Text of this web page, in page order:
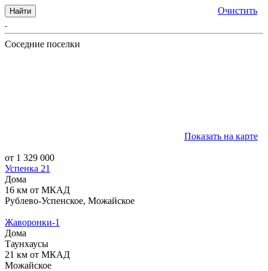
Найти Очистить
Соседние поселки
Показать на карте
от 1 329 000
Успенка 21
Дома
16 км от МКАД
Рублево-Успенское, Можайское
Жаворонки-1
Дома
Таунхаусы
21 км от МКАД
Можайское